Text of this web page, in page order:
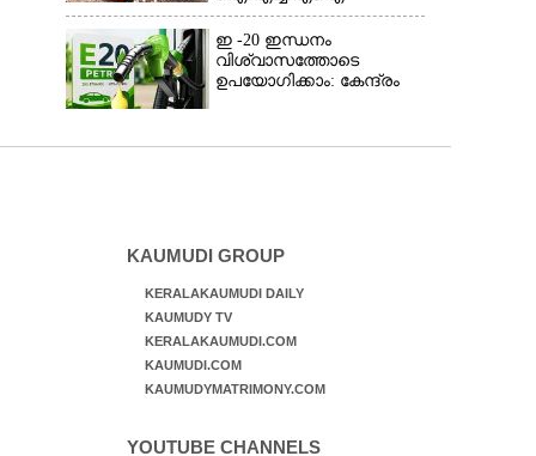
ഇ -20 ഇന്ധനം
വിശ്വാസത്തോടെ
ഉപയോഗിക്കാം: കേന്ദ്രം
KAUMUDI GROUP
KERALAKAUMUDI DAILY
KAUMUDY TV
KERALAKAUMUDI.COM
KAUMUDI.COM
KAUMUDYMATRIMONY.COM
YOUTUBE CHANNELS